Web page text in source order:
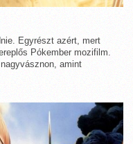
Egyrészt azért, mert
Pókember mozifilm.
amint